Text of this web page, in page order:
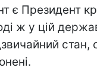
є Президент
ж у цій
стан,